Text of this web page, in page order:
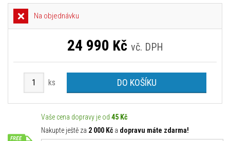
Na objednávku
24 990 Kč vč. DPH
ks DO KOŠÍKU
Vaše cena dopravy je od 45 Kč
Nakupte ještě za 2 000 Kč a dopravu máte zdarma!